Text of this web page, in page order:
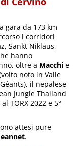
gara da 173 km
i corridori
Sankt Niklaus,
hanno
oltre a Macchi e
(volto noto in Valle
il nepalese
Jungle Thailand
al TORX 2022 e 5°
attesi pure
.